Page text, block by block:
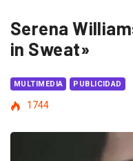
Serena
in Sweat»
MULTIMEDIA PUBLICIDAD
1744